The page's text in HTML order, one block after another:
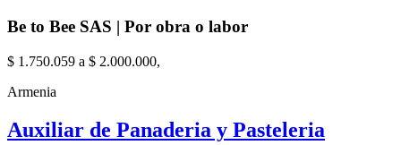
Be to Bee SAS | Por obra o labor
$ 1.750.059 a $ 2.000.000,
Armenia
Auxiliar de Panaderia y Pasteleria